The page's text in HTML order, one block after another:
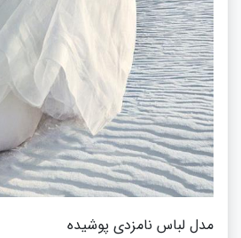
مدل لباس نامزدی پوشیده